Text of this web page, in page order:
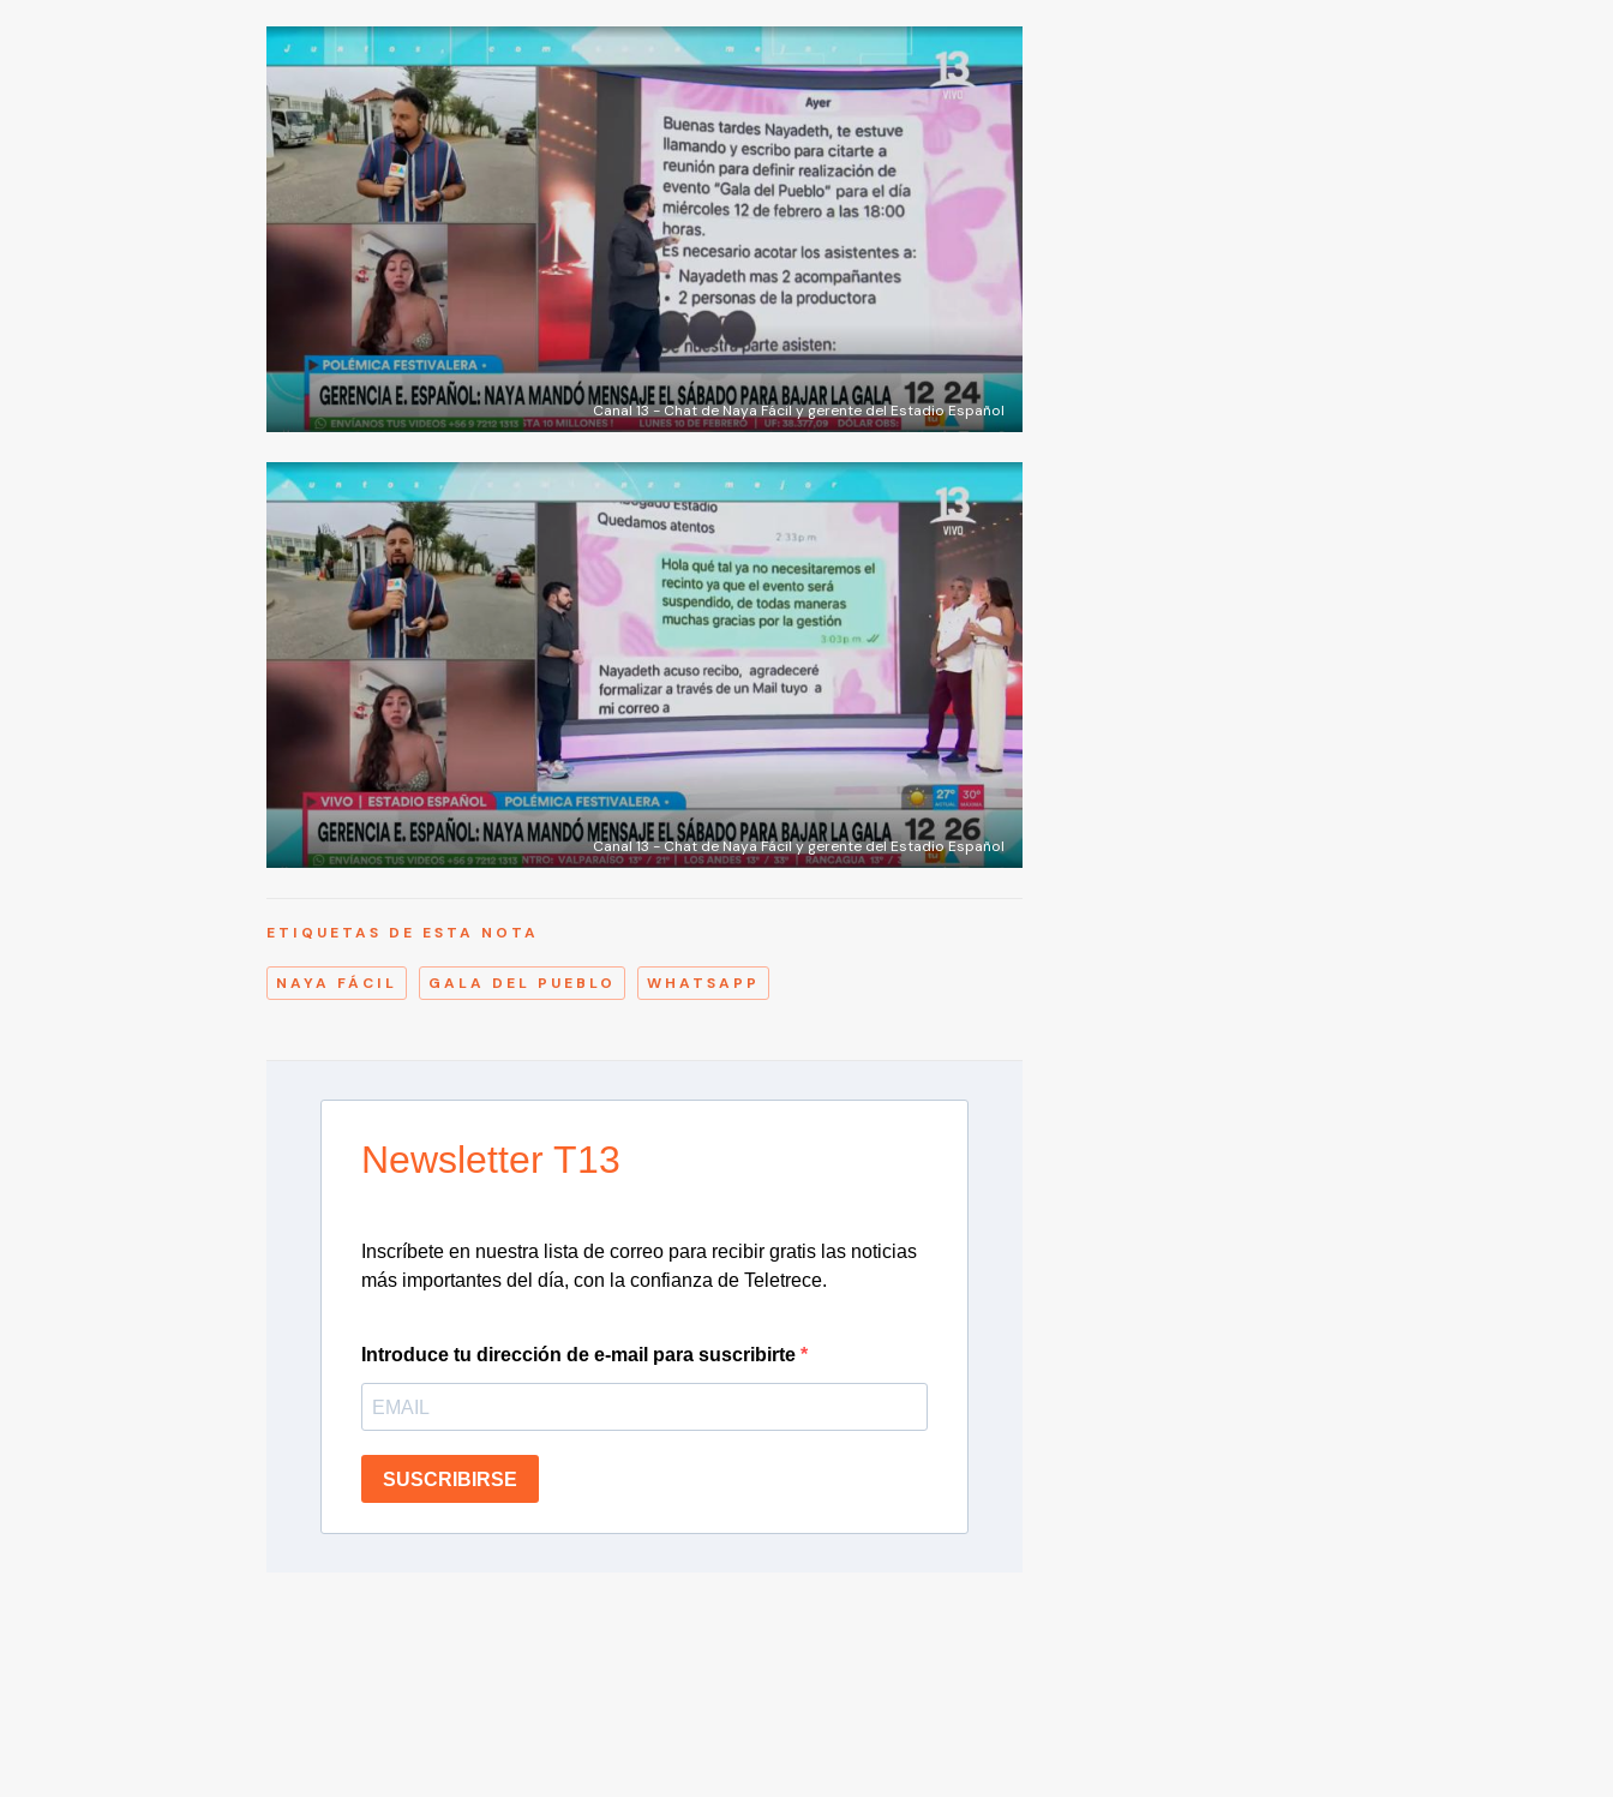
Canal 13 - Chat de Naya Fácil y gerente del Estadio Español
Canal 13 - Chat de Naya Fácil y gerente del Estadio Español
ETIQUETAS DE ESTA NOTA
NAYA FÁCIL GALA DEL PUEBLO WHATSAPP
Newsletter T13
Inscríbete en nuestra lista de correo para recibir gratis las noticias
más importantes del día, con la confianza de Teletrece.
Introduce tu dirección de e-mail para suscribirte
SUSCRIBIRSE